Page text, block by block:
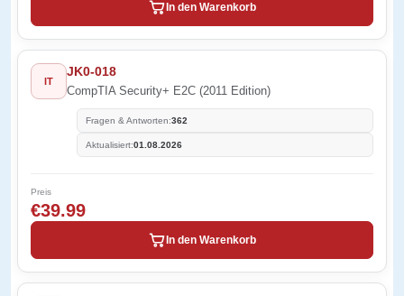
In den Warenkorb
IT
JK0-018
CompTIA Security+ E2C (2011 Edition)
Fragen & Antworten:362
Aktualisiert:01.08.2026
Preis
€39.99
In den Warenkorb